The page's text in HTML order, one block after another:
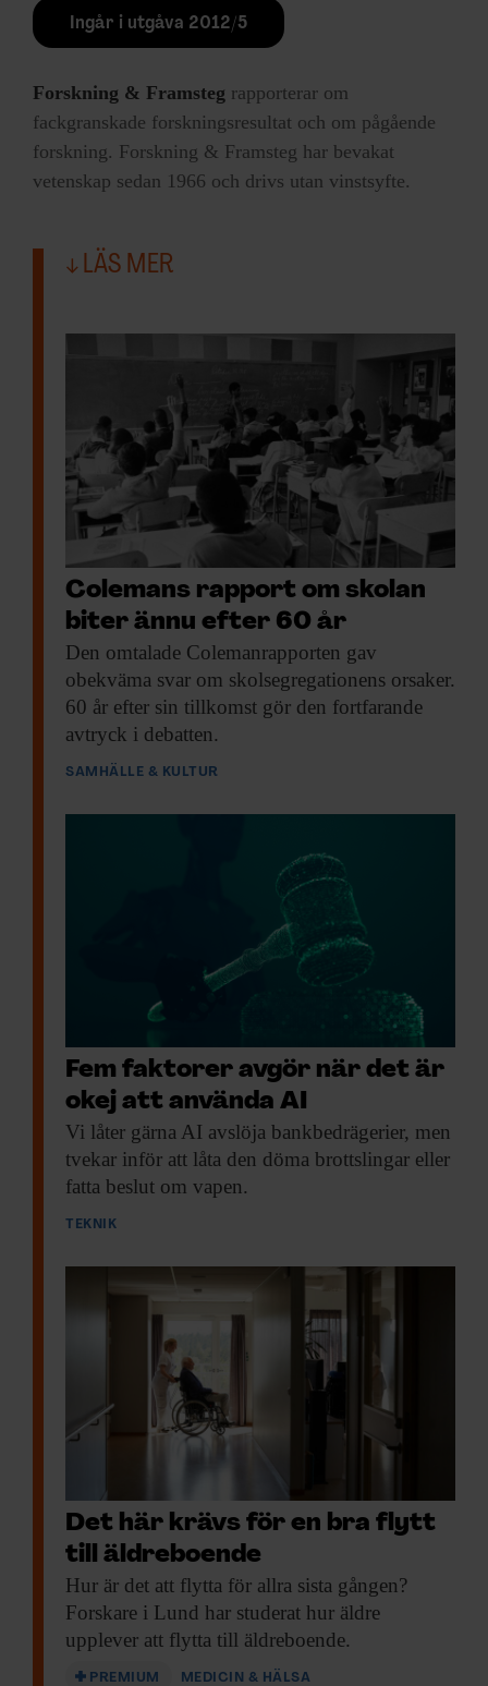
Ingår i utgåva 2012/5
Forskning & Framsteg rapporterar om
fackgranskade forskningsresultat och om pågående
forskning. Forskning & Framsteg har bevakat
vetenskap sedan 1966 och drivs utan vinstsyfte.
LÄS MER
Colemans rapport om skolan
biter ännu efter 60 år
Den omtalade Colemanrapporten gav
obekväma svar om skolsegregationens orsaker.
60 år efter sin tillkomst gör den fortfarande
avtryck i debatten.
SAMHÄLLE & KULTUR
Fem faktorer avgör när det är
okej att använda AI
Vi låter gärnaAI avslöja bankbedrägerier, men
tvekar inför att låta den döma brottslingar eller
fatta beslut om vapen.
TEKNIK
Det här krävs för en bra flytt
till äldreboende
Hur är det att flytta för allra sista gången?
Forskare i Lund har studerat hur äldre
upplever att flytta till äldreboende.
PREMIUM MEDICIN & HÄLSA